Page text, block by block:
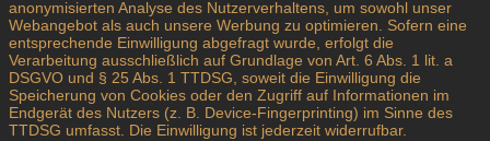
anonymisierten Analyse des Nutzerverhaltens, um sowohl unser
Webangebot als auch unsere Werbung zu optimieren. Sofern eine
entsprechende Einwilligung abgefragt wurde, erfolgt die
Verarbeitung ausschließlich auf Grundlage von Art. 6 Abs. 1 lit. a
DSGVO und § 25 Abs. 1 TTDSG, soweit die Einwilligung die
Speicherung von Cookies oder den Zugriff auf Informationen im
Endgerät des Nutzers (z. B. Device-Fingerprinting) im Sinne des
TTDSG umfasst. Die Einwilligung ist jederzeit widerrufbar.